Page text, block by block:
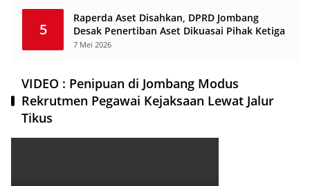
5
Raperda Aset Disahkan, DPRD Jombang
Desak Penertiban Aset Dikuasai Pihak Ketiga
7 Mei 2026
VIDEO : Penipuan di Jombang Modus
Rekrutmen Pegawai Kejaksaan Lewat Jalur
Tikus